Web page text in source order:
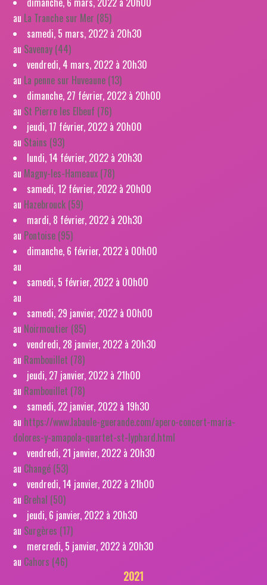
au La Tranche sur Mer (85)
samedi, 5 mars, 2022 à 20h30
au Savenay (44)
vendredi, 4 mars, 2022 à 20h30
au La penne sur Huveaune (13)
dimanche, 27 février, 2022 à 20h00
au St Pierre les Elbeuf (76)
jeudi, 17 février, 2022 à 20h00
au Stains (93)
lundi, 14 février, 2022 à 20h30
au Magny-les-Hameaux (78)
samedi, 12 février, 2022 à 20h00
au Hazebrouck (59)
mardi, 8 février, 2022 à 20h30
au Pontoise (95)
dimanche, 6 février, 2022 à 00h00
au
samedi, 5 février, 2022 à 00h00
au
samedi, 29 janvier, 2022 à 00h00
au Noirmoutier (85)
vendredi, 28 janvier, 2022 à 20h30
au Rambouillet (78)
jeudi, 27 janvier, 2022 à 21h00
au Rambouillet (78)
samedi, 22 janvier, 2022 à 19h30
au https://www.labaule-guerande.com/apero-concert-maria-
dolores-y-amapola-quartet-st-lyphard.html
vendredi, 21 janvier, 2022 à 20h30
au Changé (53)
vendredi, 14 janvier, 2022 à 21h00
au Brehal (50)
jeudi, 6 janvier, 2022 à 20h30
au Surgères (17)
mercredi, 5 janvier, 2022 à 20h30
au Cahors (46)
2021